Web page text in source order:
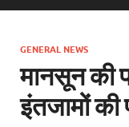
GENERAL NEWS
मानसून की
इंतजामों